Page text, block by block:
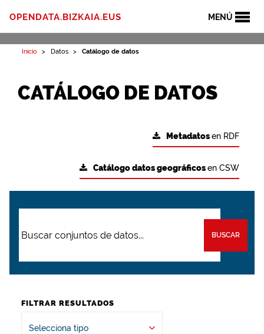
MENÚ
OPENDATA.BIZKAIA.EUS
Inicio Datos Catálogo de datos
CATÁLOGO DE DATOS
Metadatosen RDF
Catálogo datos geográficosen CSW
BUSCAR
FILTRAR RESULTADOS
Selecciona tipo